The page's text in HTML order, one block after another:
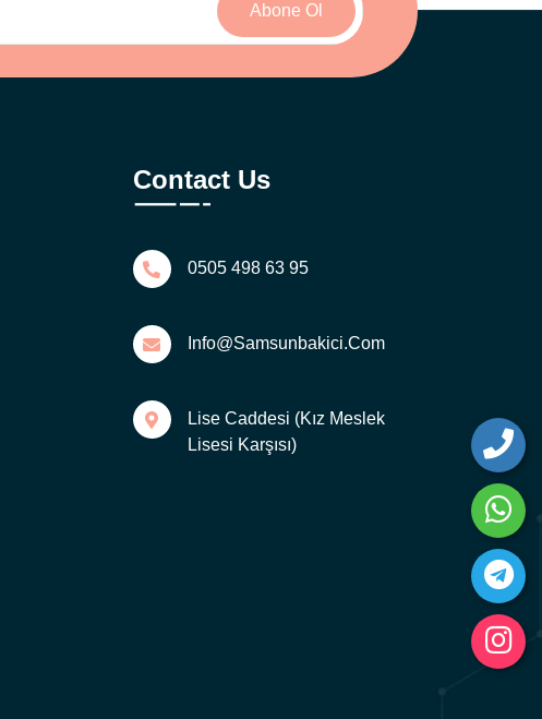
Abone Ol
Contact Us
0505 498 63 95
Info@samsunbakici.com
Lise Caddesi (Kız Meslek
Lisesi Karşısı)